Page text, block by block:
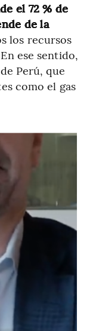
el 72 % de
de la
los recursos
ese sentido,
Perú, que
como el gas